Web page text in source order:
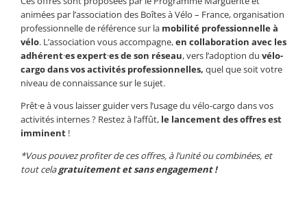
animées par l’association des Boîtes à Vélo – France, organisation
professionnelle de référence sur la mobilité professionnelle à
vélo. L’association vous accompagne,en collaboration avec les
adhérent·esexpert·esde son réseau, vers l’adoption du vélo-
cargo dans vos activités professionnelles, quel que soit votre
niveau de connaissance sur le sujet.
Prêt·eà vous laisser guider vers l’usage du vélo-cargo dans vos
activités internes ? Restez à l’affût, le lancement des offres est
imminent !
*Vous pouvez profiter de ces offres, à l’unité ou combinées, et
tout celagratuitement et sans engagement !